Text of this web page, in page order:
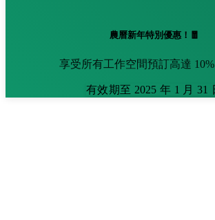
農曆新年特別優惠！🧧
享受所有工作空間預訂高達
有效期至 2025 年 1 月 31